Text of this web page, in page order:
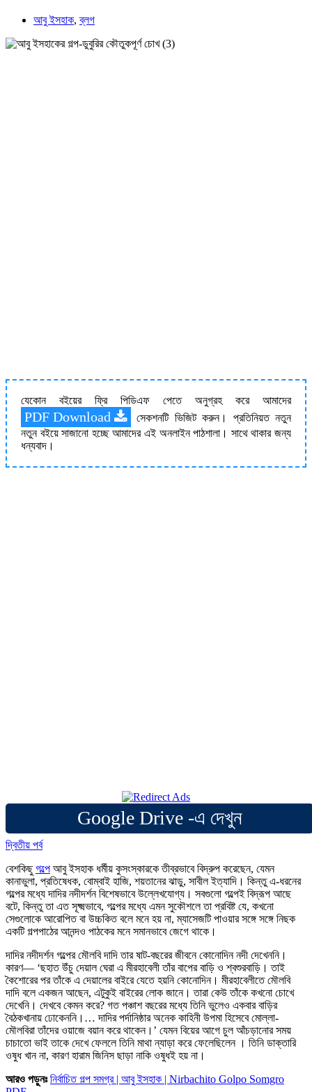
আবু ইসহাক,ব্লগ
যেকোন বইয়ের ফ্রি পিডিএফ পেতে অনুগ্রহ করে আমাদের
PDF Download
সেকশনটি ভিজিট করুন। প্রতিনিয়ত নতুন
নতুন বইয়ে সাজানো হচ্ছে আমাদের এই অনলাইন পাঠশালা। সাথে থাকার জন্য
ধন্যবাদ।
Google Drive -এ দেখুন
দ্বিতীয় পর্ব
বেশকিছুগল্পে আবু ইসহাক ধর্মীয় কুসংস্কারকে তীব্রভাবে বিদ্রুপ করেছেন, যেমন
কানাভুলা, প্রতিষেধক, বোম্বাই হাজি, শয়তানের ঝাড়ু, সাবীল ইত্যাদি। কিন্তু এ-ধরনের
গল্পের মধ্যে দাদির নদীদর্শন বিশেষভাবে উল্লেখযোগ্য। সবগুলো গল্পেই বিদ্রূপ আছে
বটে, কিন্তু তা এত সূক্ষ্মভাবে, গল্পের মধ্যে এমন সুকৌশলে তা প্রবিষ্ট যে, কখনো
সেগুলোকে আরোপিত বা উচ্চকিত বলে মনে হয় না, ম্যাসেজটি পাওয়ার সঙ্গে সঙ্গে নিছক
একটি গল্পপাঠের আনন্দও পাঠকের মনে সমানভাবে জেগে থাকে।
দাদির নদীদর্শন গল্পের মৌলবি দাদি তার ষাট-বছরের জীবনে কোনোদিন নদী দেখেননি।
কারণ— ‘ছহাত উঁচু দেয়াল ঘেরা এ মীরহাবেলী তাঁর বাপের বাড়ি ও শ্বশুরবাড়ি। তাই
কৈশোরের পর তাঁকে এ দেয়ালের বাইরে যেতে হয়নি কোনোদিন। মীরহাবেলীতে মৌলবি
দাদি বলে একজন আছেন, এটুকুই বাইরের লোক জানে। তারা কেউ তাঁকে কখনো চোখে
দেখেনি। দেখবে কেমন করে? গত পঞ্চাশ বছরের মধ্যে তিনি ভুলেও একবার বাড়ির
বৈঠকখানায় ঢোকেননি।… দাদির পর্দানিষ্ঠার অনেক কাহিনী উপমা হিসেবে মোল্লা-
মৌলবিরা তাঁদের ওয়াজে বয়ান করে থাকেন।’ যেমন বিয়ের আগে চুল আঁচড়ানোর সময়
চাচাতো ভাই তাকে দেখে ফেললে তিনি মাথা ন্যাড়া করে ফেলেছিলেন । তিনি ডাক্তারি
ওষুধ খান না, কারণ হারাম জিনিস ছাড়া নাকি ওষুধই হয় না।
আরও পড়ুনঃ নির্বাচিত গল্প সমগ্র | আবু ইসহাক | Nirbachito Golpo Somgro